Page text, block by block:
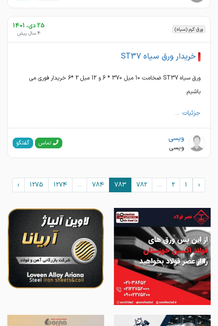
ورق گرم (سیاه) 25 دی، 1401
4 سال پیش
خریدار ورق سیاه ST37
ورق سیاه ST37 ضخامت 10 میل 370 * 6 و 12 میل 2 *6 خریدار فوری می
باشیم.
جزئیات ...
ویسی
ویسی تماس گفتگو
‹
1
2
...
782
783
784
...
1274
1275
›